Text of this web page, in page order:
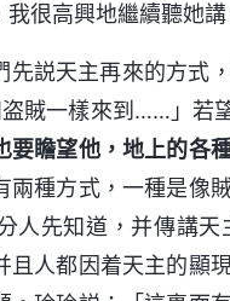
很高興地繼續聽她講
先説天主再來的方式
賊一樣來到……」若
瞻望他，地上的各
兩種方式，一種是像
人先知道，并傳講
且人都因着天主的顯